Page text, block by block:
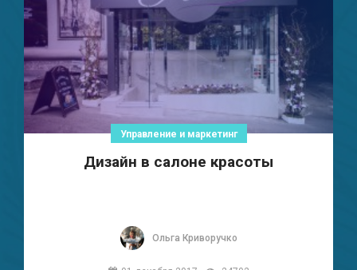
Управление и маркетинг
Дизайн в салоне красоты
Ольга Криворучко